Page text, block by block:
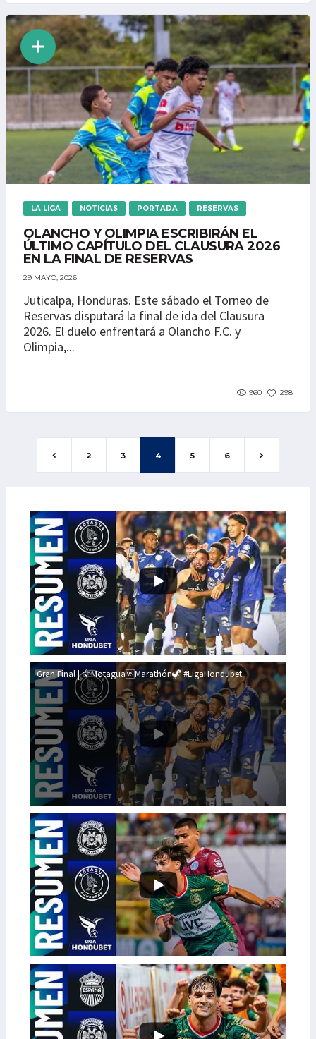
LA LIGA NOTICIAS PORTADA RESERVAS
OLANCHO Y OLIMPIA ESCRIBIRÁN EL
ÚLTIMO CAPÍTULO DEL CLAUSURA 2026
EN LA FINAL DE RESERVAS
29 MAYO, 2026
Juticalpa, Honduras. Este sábado el Torneo de
Reservas disputará la final de ida del Clausura
2026. El duelo enfrentará a Olancho F.C. y
Olimpia,...
960 298
2 3 4 5 6
Gran Final | 🦅Motagua🆚Marathón🦖 #LigaHondubet